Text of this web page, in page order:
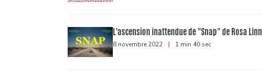
L'ascension inattendue de "Snap" de Rosa Linn
8 novembre 2022 | 1 min 40 sec